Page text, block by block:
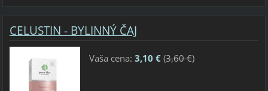
CELUSTIN - BYLINNÝ ČAJ
Vaša cena: 3,10 €(3,60 €)